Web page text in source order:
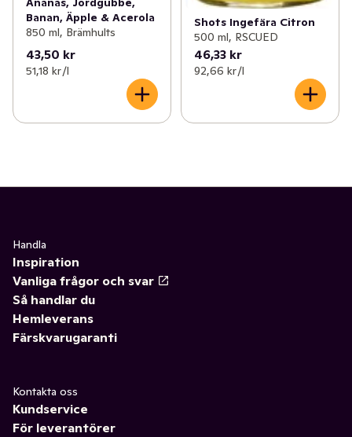
Banan, Äpple & Acerola
850 ml, Brämhults
43,50 kr
51,18 kr /l
Shots Ingefära Citron
500 ml, RSCUED
46,33 kr
92,66 kr /l
Handla
Inspiration
Vanliga frågor och svar
Så handlar du
Hemleverans
Färskvarugaranti
Kontakta oss
Kundservice
För leverantörer